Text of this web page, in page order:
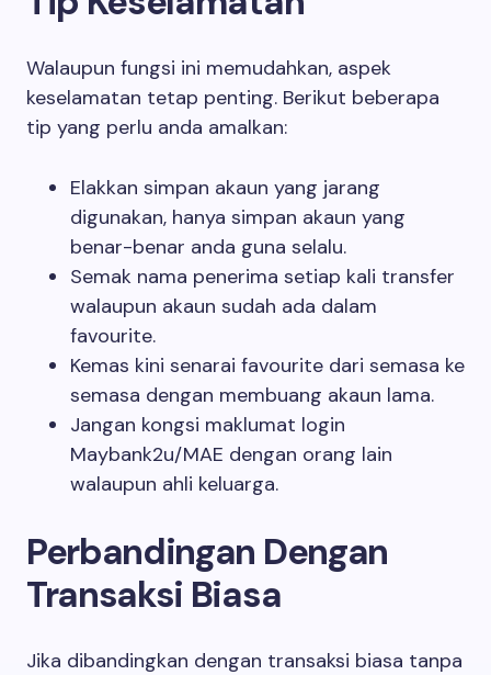
Walaupun fungsi ini memudahkan, aspek
keselamatan tetap penting. Berikut beberapa
tip yang perlu anda amalkan:
Elakkan simpan akaun yang jarang
digunakan, hanya simpan akaun yang
benar-benar anda guna selalu.
Semak nama penerima setiap kali transfer
walaupun akaun sudah ada dalam
favourite.
Kemas kini senarai favourite dari semasa ke
semasa dengan membuang akaun lama.
Jangan kongsi maklumat login
Maybank2u/MAE dengan orang lain
walaupun ahli keluarga.
Perbandingan Dengan
Transaksi Biasa
Jika dibandingkan dengan transaksi biasa tanpa